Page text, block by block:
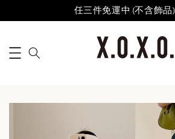
任三件免運中 (不含飾品)